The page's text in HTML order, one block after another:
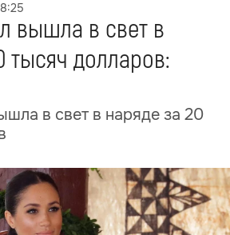
вышла в свет в
тысяч долларов:
в свет в наряде за 20